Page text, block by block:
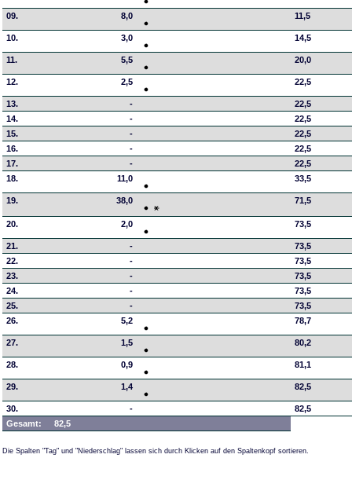
09. 8,0 11,5
10. 3,0 14,5
11. 5,5 20,0
12. 2,5 22,5
13. -
22,5
14.
-
22,5
15.
-
22,5
16.
-
22,5
17.
-
22,5
18.
11,0 33,5
19. 38,0 71,5
20. 2,0 73,5
21. -
73,5
22.
-
73,5
23.
-
73,5
24.
-
73,5
25.
-
73,5
26.
5,2 78,7
27. 1,5 80,2
28. 0,9 81,1
29. 1,4 82,5
30. -
82,5
Gesamt:
82,5
Die Spalten "Tag" und "Niederschlag" lassen sich durch Klicken auf den Spaltenkopf sortieren.